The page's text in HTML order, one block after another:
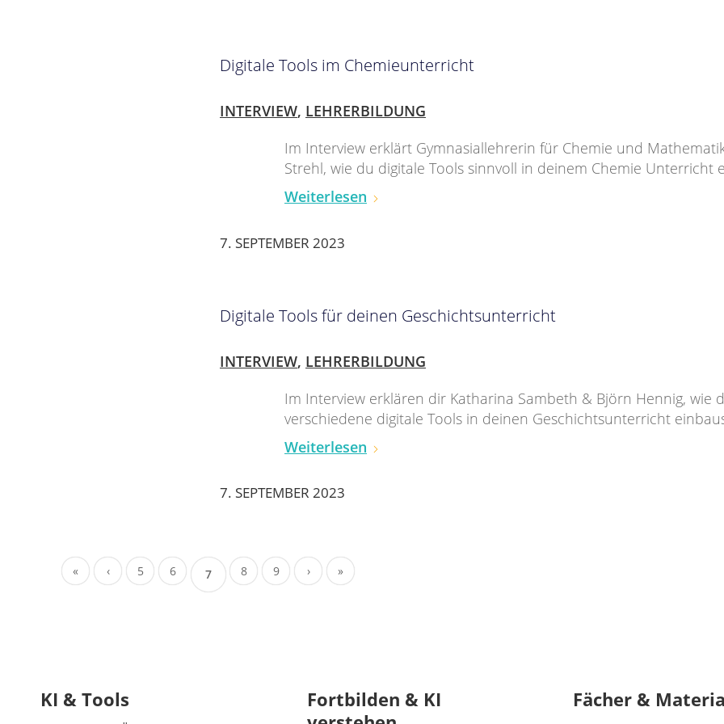
Digitale Tools im Chemieunterricht
INTERVIEW, LEHRERBILDUNG
Im Interview erklärt Gymnasiallehrerin für Chemie und
Strehl, wie du digitale Tools sinnvoll in deinem Chemie Unterricht
Weiterlesen
7. SEPTEMBER 2023
Digitale Tools für deinen Geschichtsunterricht
INTERVIEW, LEHRERBILDUNG
Im Interview erklären dir Katharina Sambeth & Björn Hennig, wie
verschiedene digitale Tools in deinen Geschichtsunterricht
Weiterlesen
7. SEPTEMBER 2023
« ‹ 5 6 7 8 9 › »
KI & Tools
Fortbilden & KI
Fächer &